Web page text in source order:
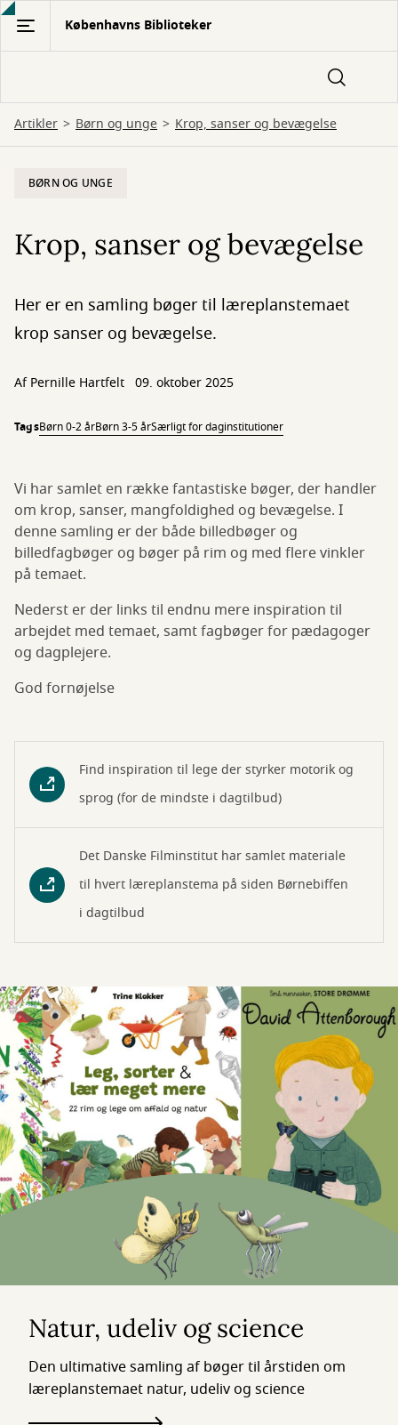
Gå
hovedindhold
Københavns Biblioteker
Artikler Børn og unge Krop, sanser og bevægelse
BØRN OG UNGE
Krop, sanser og bevægelse
Her er en samling bøger til læreplanstemaet
krop sanser og bevægelse.
AfPernille Hartfelt 09. oktober 2025
TagsBørn 0-2 årBørn 3-5 årSærligt for daginstitutioner
Vi har samlet en række fantastiske bøger, der handler
om krop, sanser, mangfoldighed og bevægelse. I
denne samling er der både billedbøger og
billedfagbøger og bøger på rim og med flere vinkler
på temaet.
Nederst er der links til endnu mere inspiration til
arbejdet med temaet, samt fagbøger for pædagoger
og dagplejere.
God fornøjelse
Find inspiration til lege der styrker motorik og
sprog (for de mindste i dagtilbud)
Det Danske Filminstitut har samlet materiale
til hvert læreplanstema på siden Børnebiffen
i dagtilbud
Natur, udeliv og science
Den ultimative samling af bøger til årstiden om
læreplanstemaet natur, udeliv og science